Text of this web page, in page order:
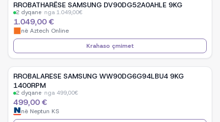
RROBATHARËSE SAMSUNG DV90DG52A0AHLE 9KG
2 dyqane· nga 1.049,00€
1.049,00 €
në Aztech Online
Krahaso çmimet
RROBALARESE SAMSUNG WW90DG6G94LBU4 9KG
1400RPM
2 dyqane· nga 499,00€
499,00 €
në Neptun KS